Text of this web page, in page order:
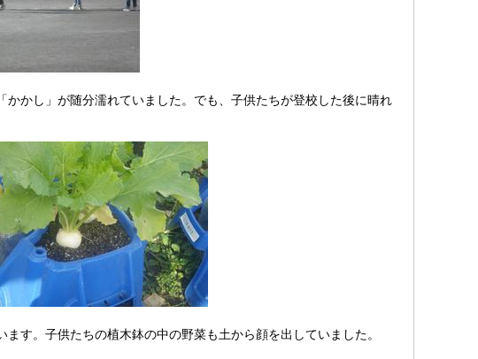
かし」が随分濡れていました。でも、子供たちが登校した後に晴れ
す。子供たちの植木鉢の中の野菜も土から顔を出していました。